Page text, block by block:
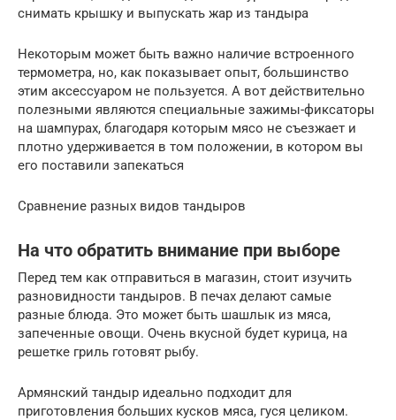
снимать крышку и выпускать жар из тандыра
Некоторым может быть важно наличие встроенного
термометра, но, как показывает опыт, большинство
этим аксессуаром не пользуется. А вот действительно
полезными являются специальные зажимы-фиксаторы
на шампурах, благодаря которым мясо не съезжает и
плотно удерживается в том положении, в котором вы
его поставили запекаться
Сравнение разных видов тандыров
На что обратить внимание при выборе
Перед тем как отправиться в магазин, стоит изучить
разновидности тандыров. В печах делают самые
разные блюда. Это может быть шашлык из мяса,
запеченные овощи. Очень вкусной будет курица, на
решетке гриль готовят рыбу.
Армянский тандыр идеально подходит для
приготовления больших кусков мяса, гуся целиком.